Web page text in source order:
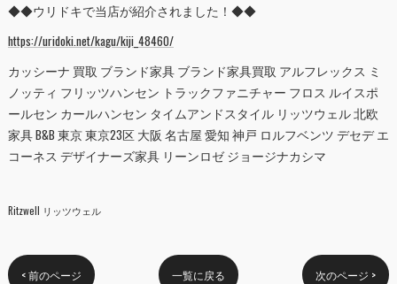
◆◆ウリドキで当店が紹介されました！◆◆
https://uridoki.net/kagu/kiji_48460/
カッシーナ 買取 ブランド家具 ブランド家具買取 アルフレックス ミ
ノッティ フリッツハンセン トラックファニチャー フロス ルイスポ
ールセン カールハンセン タイムアンドスタイル リッツウェル 北欧
家具 B&B 東京 東京23区 大阪 名古屋 愛知 神戸 ロルフベンツ デセデ エ
コーネス デザイナーズ家具 リーンロゼ ジョージナカシマ
Ritzwell リッツウェル
< 前のページ 一覧に戻る 次のページ >